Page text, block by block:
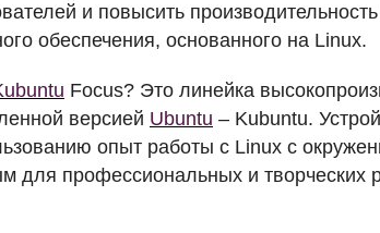
и повысить
обеспечения, основанного на Linux.
Focus? Это линейка
версией Ubuntu – Kubuntu.
опыт работы с Linux с
для профессиональных и творческих